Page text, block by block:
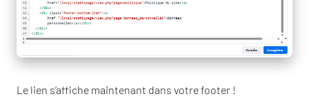
Le lien s’affiche maintenant dans votre footer !